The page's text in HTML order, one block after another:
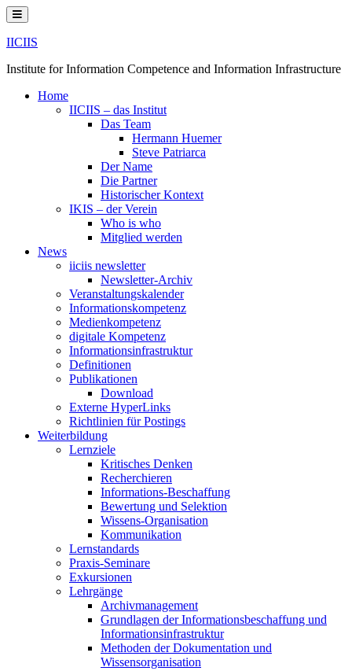
Skip
to
content
IICIIS
Institute for Information Competence and Information Infrastructure
Home
IICIIS – das Institut
Das Team
Hermann Huemer
Steve Patriarca
Der Name
Die Partner
Historischer Kontext
IKIS – der Verein
Who is who
Mitglied werden
News
iiciis newsletter
Newsletter-Archiv
Veranstaltungskalender
Informationskompetenz
Medienkompetenz
digitale Kompetenz
Informationsinfrastruktur
Definitionen
Publikationen
Download
Externe HyperLinks
Richtlinien für Postings
Weiterbildung
Lernziele
Kritisches Denken
Recherchieren
Informations-Beschaffung
Bewertung und Selektion
Wissens-Organisation
Kommunikation
Lernstandards
Praxis-Seminare
Exkursionen
Lehrgänge
Archivmanagement
Grundlagen der Informationsbeschaffung und
Informationsinfrastruktur
Methoden der Dokumentation und
Wissensorganisation